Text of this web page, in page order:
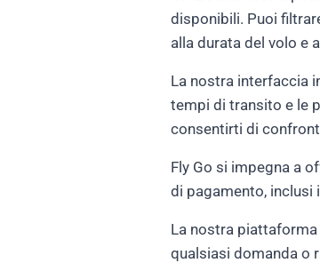
disponibili. Puoi
alla durata del volo e
La nostra interfaccia
tempi di transito e le
consentirti di
Fly Go si impegna a
di pagamento, inclusi
La nostra
qualsiasi domanda o